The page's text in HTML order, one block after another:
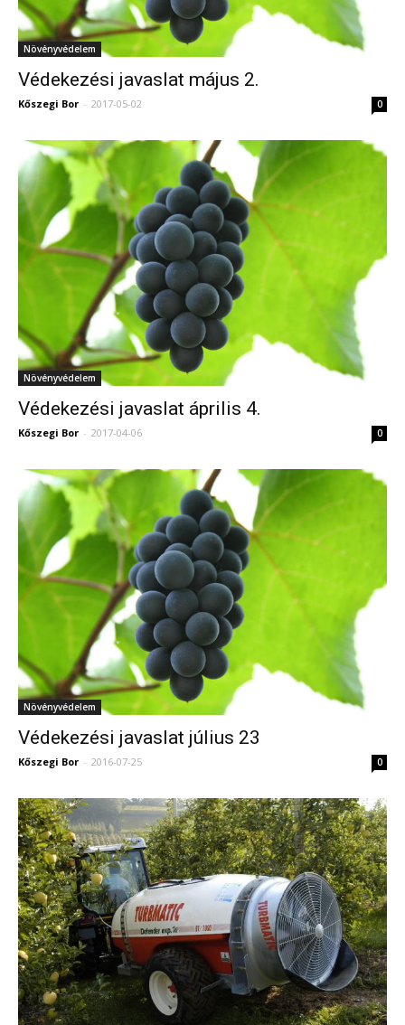
Növényvédelem
Védekezési javaslat május 2.
Kőszegi Bor - 2017-05-02 0
Növényvédelem
Védekezési javaslat április 4.
Kőszegi Bor - 2017-04-06 0
Növényvédelem
Védekezési javaslat július 23
Kőszegi Bor - 2016-07-25 0